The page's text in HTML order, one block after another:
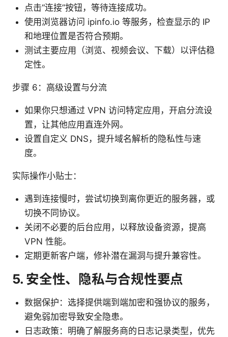
点击“连接”按钮，等待连接成功。
使用浏览器访问 ipinfo.io 等服务，检查显示的 IP
和地理位置是否符合预期。
测试主要应用（浏览、视频会议、下载）以评估稳
定性。
步骤 6：高级设置与分流
如果你只想通过 VPN 访问特定应用，开启分流设
置，让其他应用直连外网。
设置自定义 DNS，提升域名解析的隐私性与速
度。
实际操作小贴士：
遇到连接慢时，尝试切换到离你更近的服务器，或
切换不同协议。
关闭不必要的后台应用，以释放设备资源，提高
VPN 性能。
定期更新客户端，修补潜在漏洞与提升兼容性。
5. 安全性、隐私与合规性要点
数据保护：选择提供端到端加密和强协议的服务，
避免弱加密导致安全隐患。
日志政策：明确了解服务商的日志记录类型，优先